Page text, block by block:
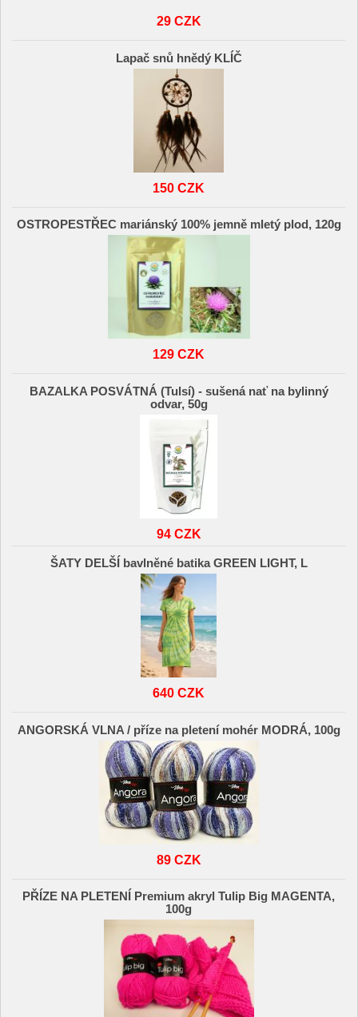
29 CZK
Lapač snů hnědý KLÍČ
150 CZK
OSTROPESTŘEC mariánský 100% jemně mletý plod, 120g
129 CZK
BAZALKA POSVÁTNÁ (Tulsí) - sušená nať na bylinný
odvar, 50g
94 CZK
ŠATY DELŠÍ bavlněné batika GREEN LIGHT, L
640 CZK
ANGORSKÁ VLNA / příze na pletení mohér MODRÁ, 100g
89 CZK
PŘÍZE NA PLETENÍ Premium akryl Tulip Big MAGENTA,
100g